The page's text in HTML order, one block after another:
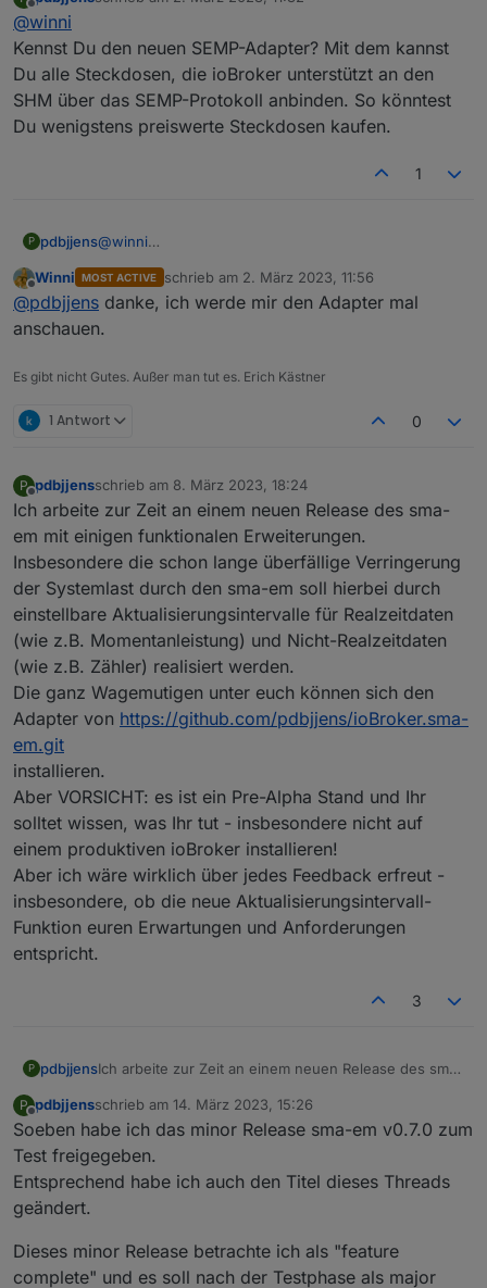
leisten, aber der von dir erwähnte konnte das leider
nicht, ist auch recht bald nicht weiter entwickelt worden.
Ich werde die vorhandenen Zwischenstecker Zug um
Zug durch andere ersetzen. Ich denke was anderes wird
mir garnicht übrig bleiben 😉.
Offline zuletzt editiert von
@winni
Kennst Du den neuen SEMP-Adapter? Mit dem kannst
Du alle Steckdosen, die ioBroker unterstützt an den
SHM über das SEMP-Protokoll anbinden. So könntest
Du wenigstens preiswerte Steckdosen kaufen.
1
P pdbjjens@winni
Du alle Steckdosen, die ioBroker unterstützt an den
SHM über das SEMP-Protokoll anbinden. So könntest
Du wenigstens preiswerte Steckdosen kaufen.
Offline
Winni MOST ACTIVE schrieb am 2. März 2023, 11:56
zuletzt editiert von
@pdbjjens danke, ich werde mir den Adapter mal
anschauen.
Es gibt nicht Gutes. Außer man tut es. Erich Kästner
1 Antwort 0
P
Offline
pdbjjensschrieb am 8. März 2023, 18:24
zuletzt editiert von
Ich arbeite zur Zeit an einem neuen Release des sma-
em mit einigen funktionalen Erweiterungen.
Insbesondere die schon lange überfällige Verringerung
der Systemlast durch den sma-em soll hierbei durch
einstellbare Aktualisierungsintervalle für Realzeitdaten
(wie z.B. Momentanleistung) und Nicht-Realzeitdaten
(wie z.B. Zähler) realisiert werden.
Die ganz Wagemutigen unter euch können sich den
Adapter von https://github.com/pdbjjens/ioBroker.sma-
em.git
installieren.
Aber VORSICHT: es ist ein Pre-Alpha Stand und Ihr
solltet wissen, was Ihr tut - insbesondere nicht auf
einem produktiven ioBroker installieren!
Aber ich wäre wirklich über jedes Feedback erfreut -
insbesondere, ob die neue Aktualisierungsintervall-
Funktion euren Erwartungen und Anforderungen
entspricht.
3
P pdbjjensIch arbeite zur Zeit an einem neuen Release des sma-
Insbesondere die schon lange überfällige
Verringerung der Systemlast durch den sma-em soll
hierbei durch einstellbare Aktualisierungsintervalle für
Realzeitdaten (wie z.B. Momentanleistung) und Nicht-
Realzeitdaten (wie z.B. Zähler) realisiert werden.
https://github.com/pdbjjens/ioBroker.sma-em.git
installieren.
P
Offline
pdbjjensschrieb am 14. März 2023, 15:26
zuletzt editiert von
Soeben habe ich das minor Release sma-em v0.7.0 zum
Test freigegeben.
Entsprechend habe ich auch den Titel dieses Threads
geändert.
Dieses minor Release betrachte ich als "feature
complete" und es soll nach der Testphase als major